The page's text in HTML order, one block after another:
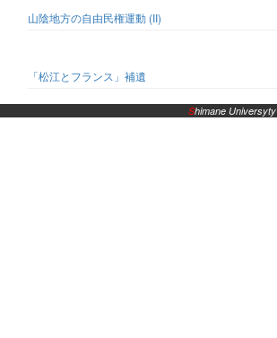
山陰地方の自由民権運動 (II)
「松江とフランス」補遺
Shimane Universyty